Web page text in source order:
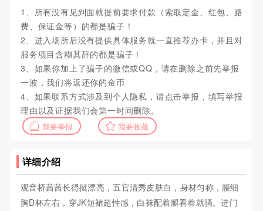
1、所有没有见到面就提前要求付款（索取定金、红包、路
费、保证金等）的都是骗子！
2、进入场所后没有提供具体服务就一直推荐办卡，并且对
服务项目含糊其辞的都是骗子！
3、如果你加上了骗子的微信或QQ，请在删除之前先举报
一波，我们将返还你的金币
4、如果联系方式涉及到个人隐私，请点击举报，填写举报
理由以及证据我们会第一时间删除。
我要举报 我要收藏
详细介绍
观音桥茜茜长得挺漂亮，五官清秀皮肤白，身材匀称，腰细
胸D杯左右，穿JK短裙超性感，白袜配着腿看着就骚。进门